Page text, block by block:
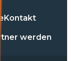
Kontakt
werden